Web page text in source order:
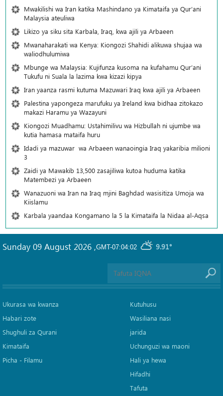
Mwakilishi wa Iran katika Mashindano ya Kimataifa ya Qur’ani
Malaysia ateuliwa
Likizo ya siku sita Karbala, Iraq, kwa ajili ya Arbaeen
Mwanaharakati wa Kenya: Kiongozi Shahidi alikuwa shujaa wa
waliodhulumiwa
Mbunge wa Malaysia: Kujifunza kusoma na kufahamu Qur’ani
Tukufu ni Suala la lazima kwa kizazi kipya
Iran yaanza rasmi kutuma Mazuwari Iraq kwa ajili ya Arbaeen
Palestina yapongeza marufuku ya Ireland kwa bidhaa zitokazo
makazi Haramu ya Wazayuni
Kiongozi Muadhamu: Ustahimilivu wa Hizbullah ni ujumbe wa
kutia hamasa mataifa huru
Idadi ya mazuwar wa Arbaeen wanaoingia Iraq yakaribia milioni
3
Zaidi ya Mawakib 13,500 zasajiliwa kutoa huduma katika
Matembezi ya Arbaeen
Wanazuoni wa Iran na Iraq mjini Baghdad wasisitiza Umoja wa
Kiislamu
Karbala yaandaa Kongamano la 5 la Kimataifa la Nidaa al-Aqsa
GMT-07:04:02 9.91°
Sunday 09 August 2026 ,
Ukurasa wa kwanza
Habari zote
Shughuli za Qurani
Kimataifa
Picha‎ - Filamu‎
Kutuhusu
Wasiliana nasi
jarida
Uchunguzi wa maoni
Hali ya hewa
Hifadhi
Tafuta